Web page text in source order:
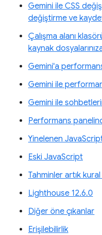
Gemini ile CSS
değiştirme ve
Çalışma alanı
kaynak
Gemini'a
Gemini ile
Gemini ile
Performans
Yinelenen
Eski JavaScript
Tahminler artık
Lighthouse 12.6.0
Diğer öne çıkanlar
Erişilebilirlik